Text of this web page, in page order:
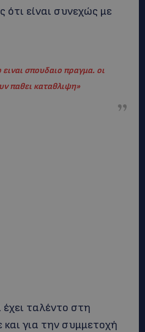
ότι είναι συνεχώς με
σπουδαιο πραγμα. οι
παθει καταθλιψη»
έχει ταλέντο στη
για την συμμετοχή